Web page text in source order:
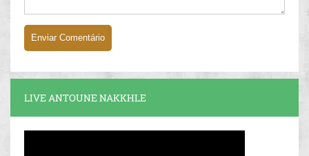
LIVE ANTOUNE NAKKHLE